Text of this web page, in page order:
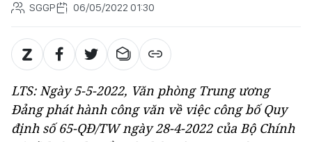
SGGP 06/05/2022 01:30
LTS: Ngày 5-5-2022, Văn phòng Trung ương
Đảng phát hành công văn về việc công bố Quy
định số 65-QĐ/TW ngày 28-4-2022 của Bộ Chính